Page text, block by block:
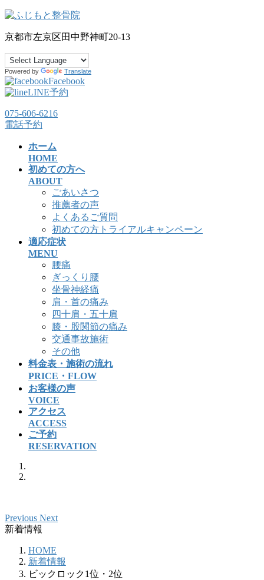
コ
テ
ン
ツ
へ
ス
ッ
プ
ナ
ゲ
ー
シ
ョ
ン
移
動
京都市左京区田中野神町20-13
Powered by Translate
Facebook
LINE予約
075-606-6216
電話予約
ホーム
HOME
初めての方へ
ABOUT
ごあいさつ
推薦者の声
よくあるご質問
初めての方トライアルキャンペーン
適応症状
MENU
腰痛
ぎっくり腰
坐骨神経痛
肩・首の痛み
四十肩・五十肩
膝・股関節の痛み
交通事故施術
その他
料金表・施術の流れ
PRICE・FLOW
お客様の声
VOICE
アクセス
ACCESS
ご予約
RESERVATION
Previous Next
新着情報
HOME
新着情報
ビックロック1位・2位